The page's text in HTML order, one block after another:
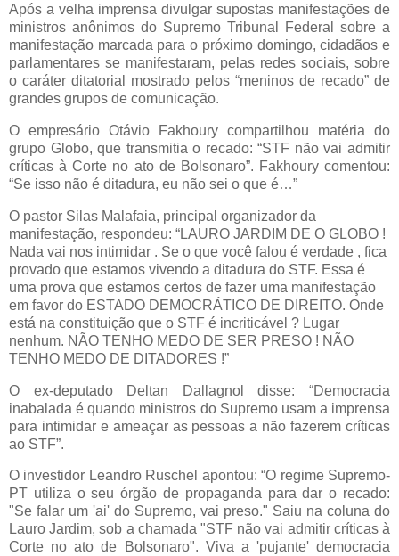
Após a velha imprensa divulgar supostas manifestações de
ministros anônimos do Supremo Tribunal Federal sobre a
manifestação marcada para o próximo domingo, cidadãos e
parlamentares se manifestaram, pelas redes sociais, sobre
o caráter ditatorial mostrado pelos “meninos de recado” de
grandes grupos de comunicação.
O empresário Otávio Fakhoury compartilhou matéria do
grupo Globo, que transmitia o recado: “STF não vai admitir
críticas à Corte no ato de Bolsonaro”. Fakhoury comentou:
“Se isso não é ditadura, eu não sei o que é…”
O pastor Silas Malafaia, principal organizador da
manifestação, respondeu: “LAURO JARDIM DE O GLOBO !
Nada vai nos intimidar . Se o que você falou é verdade , fica
provado que estamos vivendo a ditadura do STF. Essa é
uma prova que estamos certos de fazer uma manifestação
em favor do ESTADO DEMOCRÁTICO DE DIREITO. Onde
está na constituição que o STF é incriticável ? Lugar
nenhum. NÃO TENHO MEDO DE SER PRESO ! NÃO
TENHO MEDO DE DITADORES !”
O ex-deputado Deltan Dallagnol disse: “Democracia
inabalada é quando ministros do Supremo usam a imprensa
para intimidar e ameaçar as pessoas a não fazerem críticas
ao STF”.
O investidor Leandro Ruschel apontou: “O regime Supremo-
PT utiliza o seu órgão de propaganda para dar o recado:
"Se falar um 'ai' do Supremo, vai preso." Saiu na coluna do
Lauro Jardim, sob a chamada "STF não vai admitir críticas à
Corte no ato de Bolsonaro". Viva a 'pujante' democracia